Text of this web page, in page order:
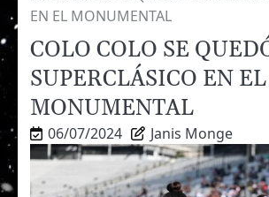
EN EL MONUMENTAL
COLO COLO SE
SUPERCLÁSICO EN EL
MONUMENTAL
06/07/2024 Janis Monge